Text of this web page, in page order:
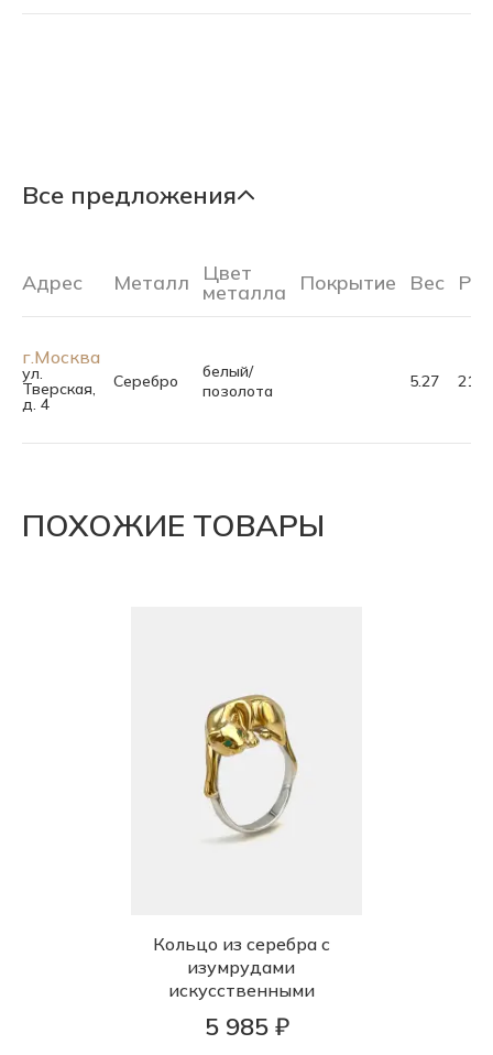
Все предложения
Адрес Металл Цвет
металла Покрытие Вес
г.Москва
ул.
Тверская,
д. 4
Серебро
белый/
позолота
5.27 21.5
ПОХОЖИЕ ТОВАРЫ
Кольцо из серебра с
изумрудами
искусственными
5 985 ₽